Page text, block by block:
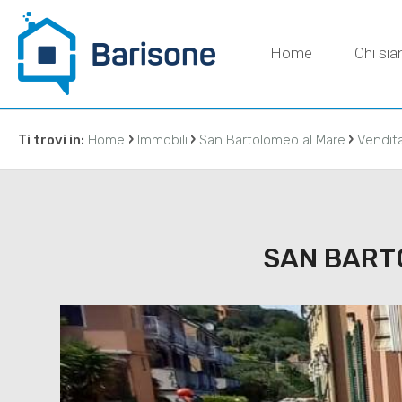
Home Chi
Ti trovi in: Home › Immobili › San Bartolomeo al Mare ›
DI
SAN